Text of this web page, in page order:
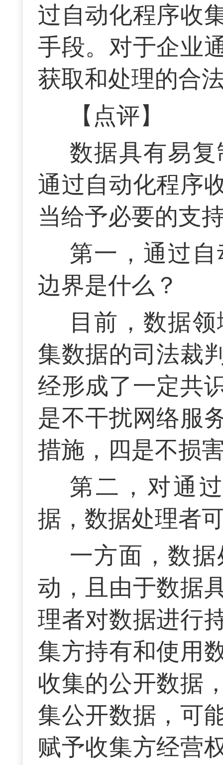
过自动化程序收
手段。对于企业
获取和处理的合
【点评】
数据具有易
通过自动化程序
当给予必要的支
第一，通过
边界是什么？
目前，数据
集数据的司法裁
经形成了一定共
是不干扰网络服
措施，四是不损
第二，对通
据，数据处理者
一方面，数
动，且由于数据
理者对数据进行
集方持有和使用
收集的公开数据
集公开数据，可
赋予收集方经营